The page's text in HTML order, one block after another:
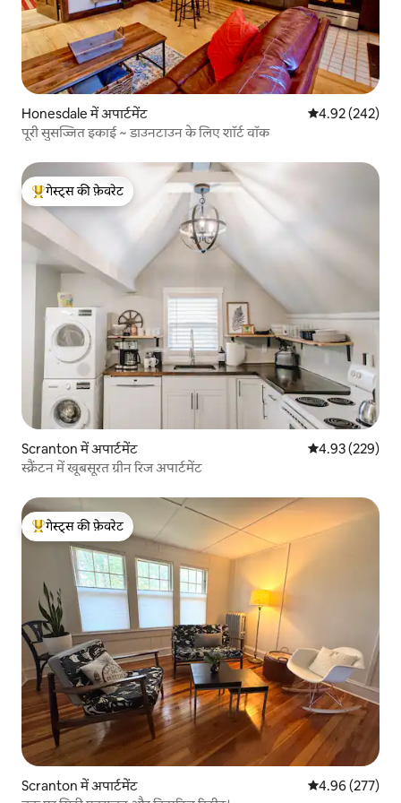
Honesdale में अपार्टमेंट औसत रेटिंग 5 में से
4.92 (242)
पूरी सुसज्जित इकाई ~ डाउनटाउन के लिए शॉर्ट वॉक
गेस्ट्स का टॉप फ़ेवरेट
गेस्ट्स की फ़ेवरेट
Scranton में अपार्टमेंट औसत रेटिंग 5 में से
4.93 (229)
स्क्रैंटन में खूबसूरत ग्रीन रिज अपार्टमेंट
गेस्ट्स का टॉप फ़ेवरेट
गेस्ट्स की फ़ेवरेट
Scranton में अपार्टमेंट औसत रेटिंग 5 में से
4.96 (277)